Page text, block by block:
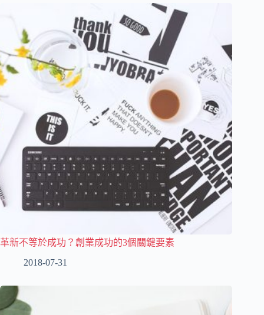
革新不等於成功？創業成功的3個關鍵要素
2018-07-31